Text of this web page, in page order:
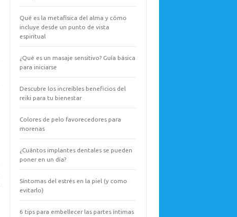
Qué es la metafísica del alma y cómo
incluye desde un punto de vista
espiritual
¿Qué es un masaje sensitivo? Guía básica
para iniciarse
Descubre los increíbles beneficios del
reiki para tu bienestar
Colores de pelo favorecedores para
morenas
¿Cuántos implantes dentales se pueden
poner en un día?
Síntomas del estrés en la piel (y como
evitarlo)
6 tips para embellecer las partes íntimas